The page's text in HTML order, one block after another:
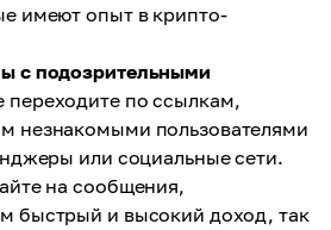
имеют опыт в крипто-
с подозрительными
переходите по ссылкам,
незнакомыми пользователями
или социальные сети.
на сообщения,
быстрый и высокий доход, так